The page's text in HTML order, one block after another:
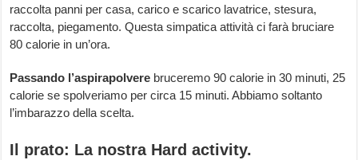
raccolta panni per casa, carico e scarico lavatrice, stesura,
raccolta, piegamento. Questa simpatica attività ci farà bruciare
80 calorie in un’ora.
Passando l’aspirapolvere bruceremo 90 calorie in 30 minuti, 25
calorie se spolveriamo per circa 15 minuti. Abbiamo soltanto
l’imbarazzo della scelta.
Il prato: La nostra Hard activity.